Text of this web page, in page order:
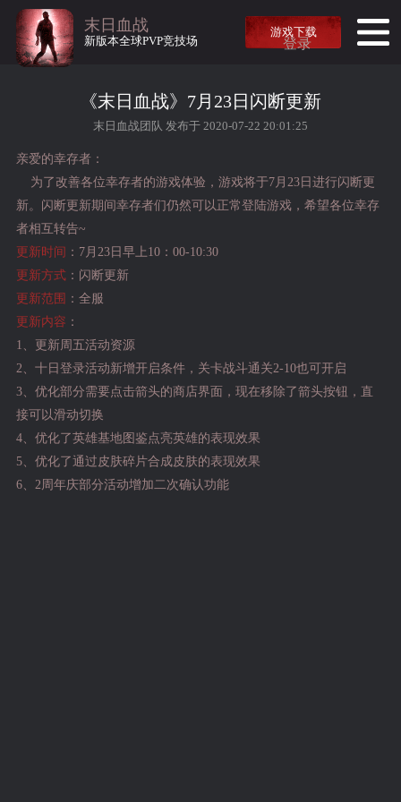
末日血战
新版本全球PVP竞技场
游戏下载
登录
《末日血战》7月23日闪断更新
末日血战团队 发布于 2020-07-22 20:01:25
亲爱的幸存者：
为了改善各位幸存者的游戏体验，游戏将于7月23日进行闪断更
新。闪断更新期间幸存者们仍然可以正常登陆游戏，希望各位幸存
者相互转告~
更新时间 ：7月23日早上10：00-10:30
更新方式：闪断更新
更新范围 ：全服
更新内容 ：
1、更新周五活动资源
2、十日登录活动新增开启条件，关卡战斗通关2-10也可开启
3、优化部分需要点击箭头的商店界面，现在移除了箭头按钮，直
接可以滑动切换
4、优化了英雄基地图鉴点亮英雄的表现效果
5、优化了通过皮肤碎片合成皮肤的表现效果
6、2周年庆部分活动增加二次确认功能